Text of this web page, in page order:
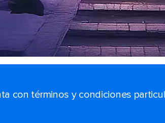
con términos y condiciones